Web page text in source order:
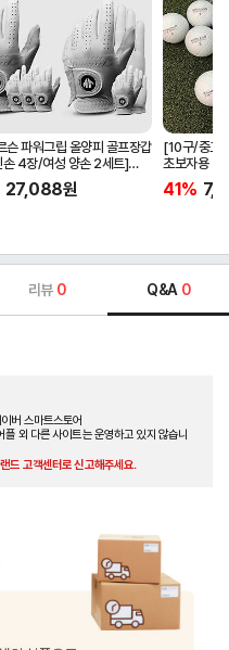
슨 파워그립 올양피 골프장갑
손 4장/여성 양손 2세트]
케이스포함]
27,088원
[10구/중고/
초보자용 비
우레탄소재
41%
리뷰 0 Q&A 0
버 스마트스토어
외 다른 사이트는 운영하고 있지 않습니
드 고객센터로 신고해주세요.